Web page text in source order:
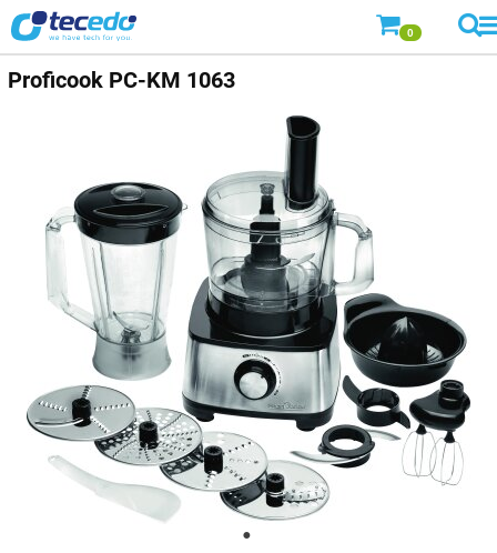
0
Proficook PC-KM 1063